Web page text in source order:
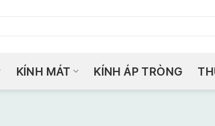
KÍNH MÁT KÍNH ÁP TRÒNG